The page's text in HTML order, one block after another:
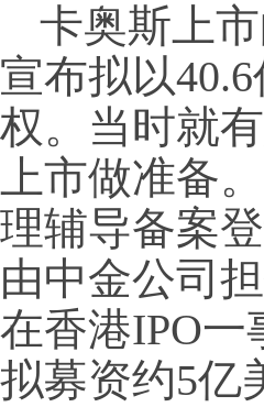
卡奥斯上
宣布拟以
权。当时就
上市做准备
理辅导备案
由中金公司
在香港IPO
拟募资约5亿